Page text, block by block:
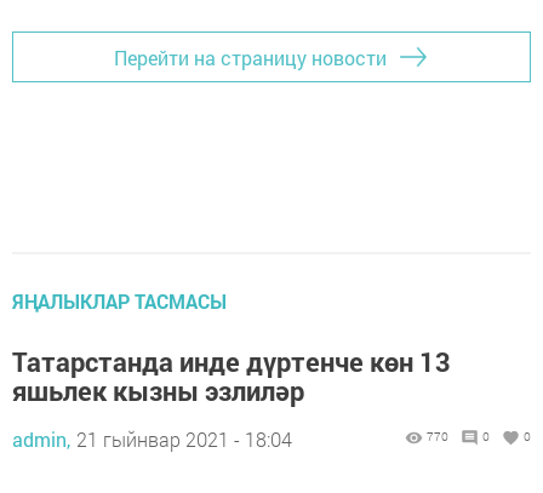
Перейти на страницу новости
ЯҢАЛЫКЛАР ТАСМАСЫ
Татарстанда инде дүртенче көн 13
яшьлек кызны эзлиләр
admin, 21 гыйнвар 2021 - 18:04 770 0 0